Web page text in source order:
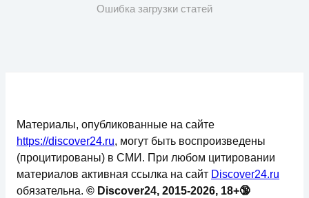
Ошибка загрузки статей
Материалы, опубликованные на сайте
https://discover24.ru, могут быть воспроизведены
(процитированы) в СМИ. При любом цитировании
материалов активная ссылка на сайт Discover24.ru
обязательна. © Discover24, 2015-2026, 18+🔞